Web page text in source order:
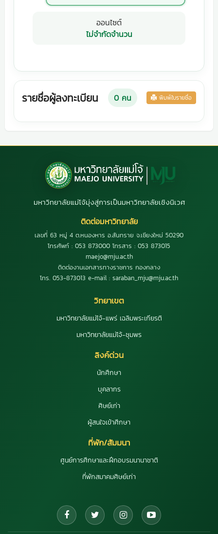
ออนไซต์
ไม่จำกัดจำนวน
รายชื่อผู้ลงทะเบียน 0คน พิมพ์ใบรายชื่อ
มหาวิทยาลัยแม่โจ้มุ่งสู่การเป็นมหาวิทยาลัยเชิงนิเวศ
ติดต่อมหาวิทยาลัย
เลขที่ 63 หมู่ 4 ต.หนองหาร อ.สันทราย จ.เชียงใหม่ 50290
โทรศัพท์ : 053 873000 โทรสาร : 053 873015
maejo@mju.ac.th
ติดต่องานเอกสารทางราชการ กองกลาง
โทร. 053-873013 e-mail : saraban_mju@mju.ac.th
วิทยาเขต
มหาวิทยาลัยแม่โจ้-แพร่ เฉลิมพระเกียรติ
มหาวิทยาลัยแม่โจ้-ชุมพร
ลิงค์ด่วน
นักศึกษา
บุคลากร
ศิษย์เก่า
ผู้สนใจเข้าศึกษา
ที่พัก/สัมมนา
ศูนย์การศึกษาและฝึกอบรมนานาชาติ
ที่พักสมาคมศิษย์เก่า